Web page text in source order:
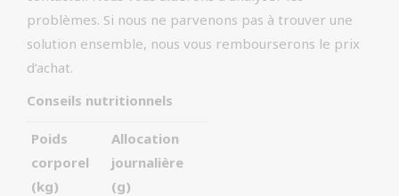
problèmes. Si nous ne parvenons pas à trouver une
solution ensemble, nous vous rembourserons le prix
d’achat.
Conseils nutritionnels
Poids
corporel
(kg)
Allocation
journalière
(g)